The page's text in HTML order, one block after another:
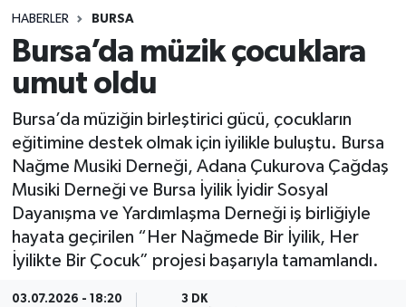
HABERLER BURSA
Bursa’da müzik çocuklara
umut oldu
Bursa’da müziğin birleştirici gücü, çocukların
eğitimine destek olmak için iyilikle buluştu. Bursa
Nağme Musiki Derneği, Adana Çukurova Çağdaş
Musiki Derneği ve Bursa İyilik İyidir Sosyal
Dayanışma ve Yardımlaşma Derneği iş birliğiyle
hayata geçirilen “Her Nağmede Bir İyilik, Her
İyilikte Bir Çocuk” projesi başarıyla tamamlandı.
03.07.2026 - 18:20 3 DK
Spor
Teknoloji
Yaşam